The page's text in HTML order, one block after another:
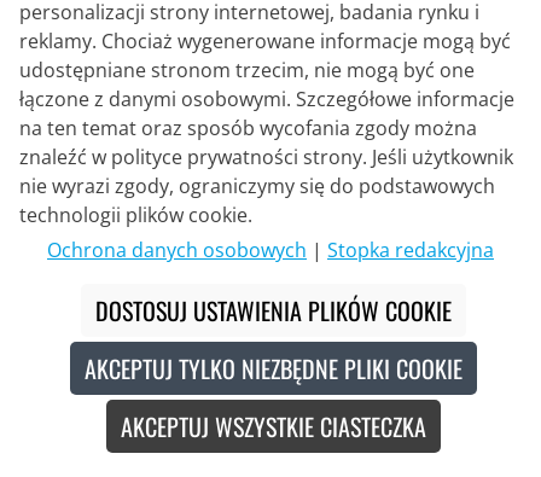
Q36.5
Damska koszulka Gregarius Team
Gelato Signature Collection
139,95 €
Nowe
personalizacji strony internetowej, badania rynku i
reklamy. Chociaż wygenerowane informacje mogą być
udostępniane stronom trzecim, nie mogą być one
łączone z danymi osobowymi. Szczegółowe informacje
na ten temat oraz sposób wycofania zgody można
znaleźć w polityce prywatności strony. Jeśli użytkownik
nie wyrazi zgody, ograniczymy się do podstawowych
technologii plików cookie.
Ochrona danych osobowych | Stopka redakcyjna
DOSTOSUJ USTAWIENIA PLIKÓW COOKIE
AKCEPTUJ TYLKO NIEZBĘDNE PLIKI COOKIE
AKCEPTUJ WSZYSTKIE CIASTECZKA